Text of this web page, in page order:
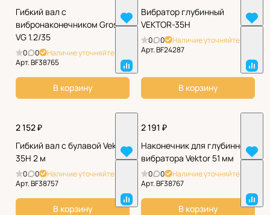
Гибкий вал с
вибронаконечником Grost
VG 1.2/35
0 0
Наличие уточняйте
Арт.BF38765
В корзину
Вибратор глубинный
VEKTOR-35H
0 0
Наличие уточняйте
Арт.BF24287
В корзину
2 152 ₽
Гибкий вал с булавой Vektor
35H 2 м
0 0
Наличие уточняйте
Арт.BF38757
В корзину
2 191 ₽
Наконечник для глубинного
вибратора Vektor 51 мм
0 0
Наличие уточняйте
Арт.BF38767
В корзину